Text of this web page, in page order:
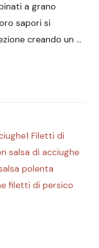
a grano
sapori si
creando un …